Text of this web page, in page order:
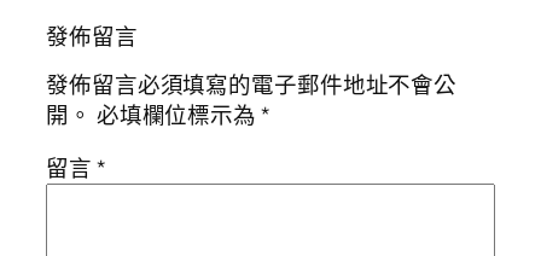
發佈留言
發佈留言必須填寫的電子郵件地址不會公
開。 必填欄位標示為*
留言*